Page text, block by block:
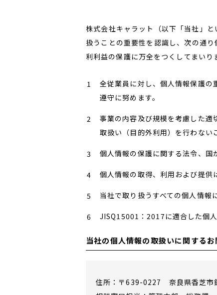
子供の写真撮影・スタジ
赤ちゃん撮影
株式会社キャラット（以下「当社」
扱うことの重要性を認識し、次の通
利利益の保護に万全をつくしてまいり
全従業員に対し、個人情報保護の
遵守に努めます。
事業の内容及び規模を考慮した
取扱い（目的外利用）を行わない
個人情報の保護に関する法令、国
個人情報の取得、利用および提供
当社で取り扱うすべての個人情報
JISQ15001：2017に適合した個
当社の個人情報の取扱いに関する
住所：〒639-0227 奈良県香芝市